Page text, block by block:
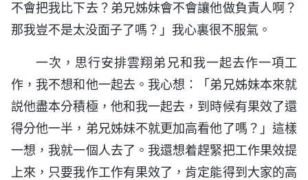
不會把我比下去？弟兄姊妹會不會讓他做負責人啊？
那我豈不是太没面子了嗎？」我心裏很不服氣。
一次，思行安排雲翔弟兄和我一起去作一項工
作，我不想和他一起去。我心想：「弟兄姊妹本來就
説他盡本分積極，他和我一起去，到時候有果效了還
得分他一半，弟兄姊妹不就更加高看他了嗎？」這樣
一想，我就一個人去了。我還想着趕緊把工作果效提
上來，只要我作工作有果效了，肯定能得到大家的高